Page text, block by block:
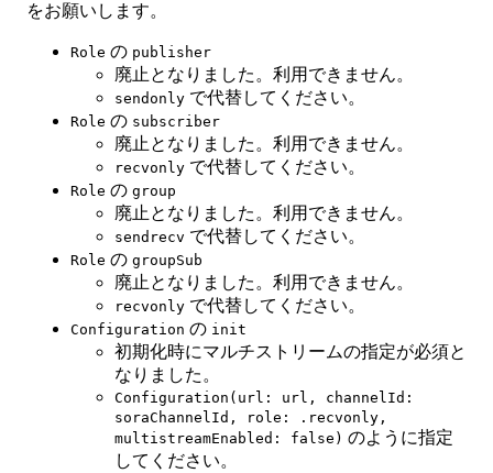
をお願いします。
Role の publisher
廃止となりました。利用できません。
sendonly で代替してください。
Role の subscriber
廃止となりました。利用できません。
recvonly で代替してください。
Role の group
廃止となりました。利用できません。
sendrecv で代替してください。
Role の groupSub
廃止となりました。利用できません。
recvonly で代替してください。
Configuration の init
初期化時にマルチストリームの指定が必須と
なりました。
Configuration(url: url, channelId:
soraChannelId, role: .recvonly,
multistreamEnabled: false) のように指定
してください。